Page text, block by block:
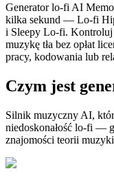
Generator lo-fi AI
kilka sekund — Lo-fi
i Sleepy Lo-fi.
muzykę tła bez opłat
pracy, kodowania lub
Czym jest
Silnik muzyczny AI,
niedoskonałość lo-fi —
znajomości teorii